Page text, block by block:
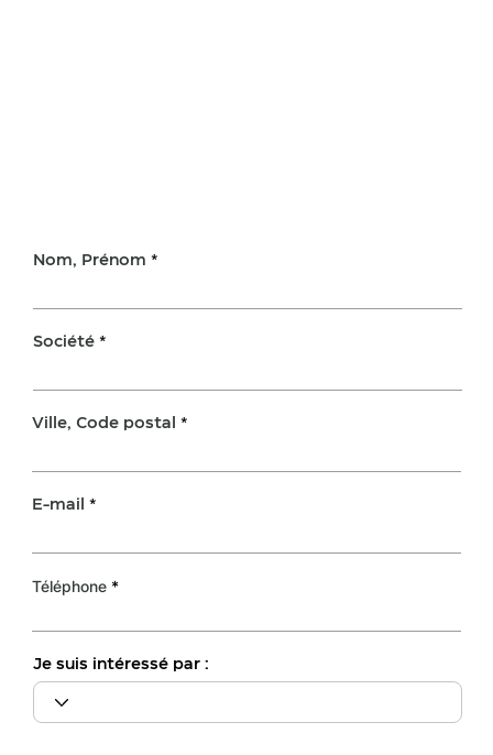
Nom, Prénom
Société
Ville, Code postal
E-mail
Téléphone
Je suis intéressé par :